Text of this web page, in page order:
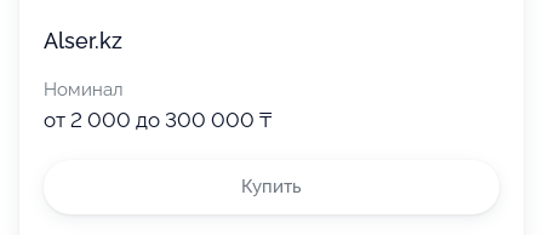
Alser.kz
Номинал
от 2 000 до 300 000 ₸
Купить